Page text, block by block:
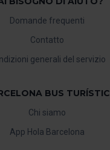
Domande frequenti
Contatto
generali del servizio
BUS TURÍSTIC
Chi siamo
App Hola Barcelona